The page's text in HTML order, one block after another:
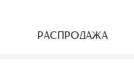
РАСПРОДАЖА